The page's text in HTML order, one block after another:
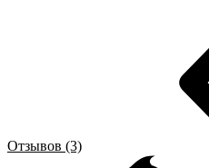
Отзывов (3)